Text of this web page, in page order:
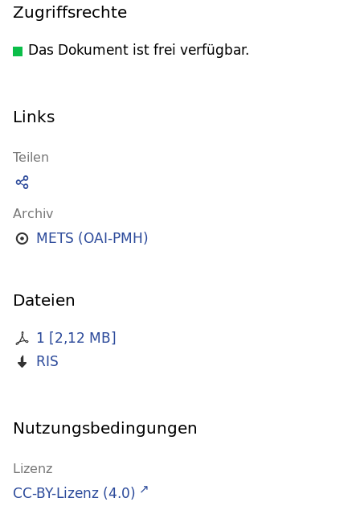
Zugriffsrechte
Das Dokument ist frei verfügbar.
Links
Teilen
Archiv
METS (OAI-PMH)
Dateien
1 [2,12 MB]
RIS
Nutzungsbedingungen
Lizenz
CC-BY-Lizenz (4.0)